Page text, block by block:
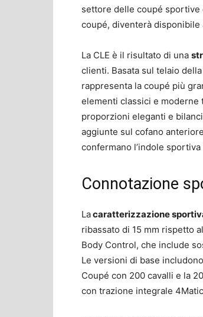
settore delle coupé sportive
coupé, diventerà
La CLE è il risultato di una
clienti. Basata sul telaio
rappresenta la coupé più
elementi classici e moderne
proporzioni eleganti e
aggiunte sul cofano
confermano l’indole
Connotazione
Lacaratterizzazione
ribassato di 15 mm rispetto
Body Control, che include
Le versioni di base
Coupé con 200 cavalli e la
con trazione integrale